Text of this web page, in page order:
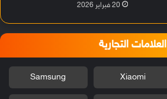
20 فبراير 2026
العلامات التجارية
Xiaomi
Samsung